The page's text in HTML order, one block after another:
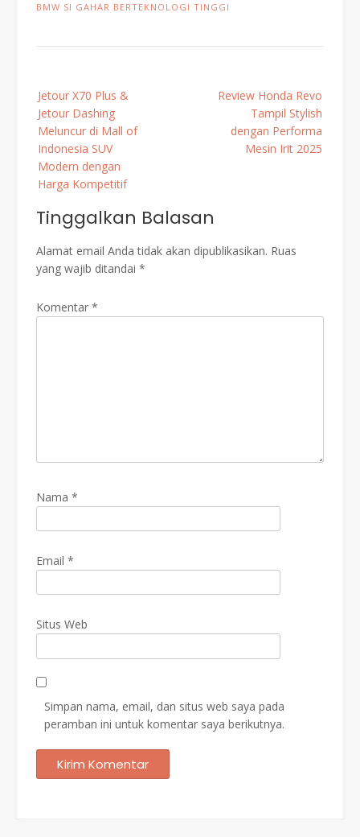
BMW SI GAHAR BERTEKNOLOGI TINGGI
navigation
Jetour X70 Plus &
Jetour Dashing
Meluncur di Mall of
Indonesia SUV
Modern dengan
Harga Kompetitif
Review Honda Revo
Tampil Stylish
dengan Performa
Mesin Irit 2025
Tinggalkan Balasan
Alamat email Anda tidak akan dipublikasikan. Ruas
yang wajib ditandai *
Komentar *
Nama *
Email *
Situs Web
Simpan nama, email, dan situs web saya pada
peramban ini untuk komentar saya berikutnya.